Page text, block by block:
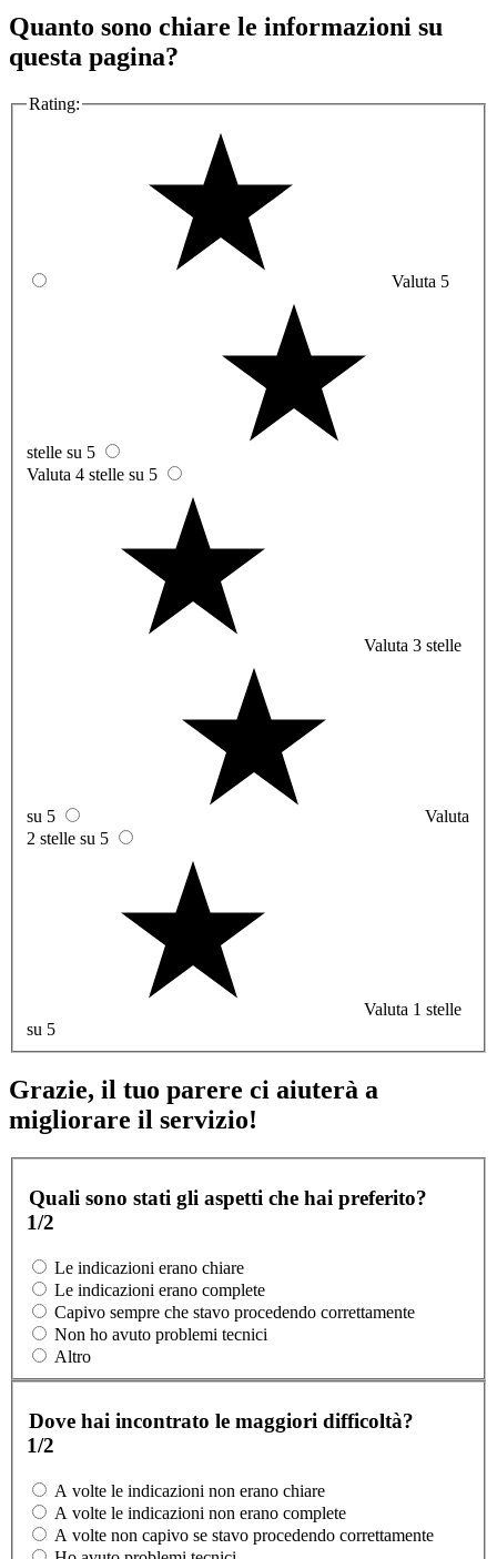
Quanto sono chiare le informazioni su
questa pagina?
Rating:
Valuta 5
stelle su 5
Valuta 4 stelle su 5
Valuta 3 stelle
su 5
Valuta
2 stelle su 5
Valuta 1 stelle
su 5
Grazie, il tuo parere ci aiuterà a
migliorare il servizio!
Quali sono stati gli aspetti che hai preferito?
1/2
Le indicazioni erano chiare
Le indicazioni erano complete
Capivo sempre che stavo procedendo correttamente
Non ho avuto problemi tecnici
Altro
Dove hai incontrato le maggiori difficoltà?
1/2
A volte le indicazioni non erano chiare
A volte le indicazioni non erano complete
A volte non capivo se stavo procedendo correttamente